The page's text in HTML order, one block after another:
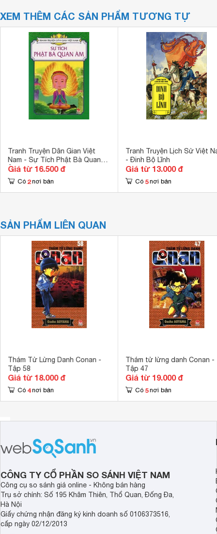
XEM THÊM CÁC SẢN PHẨM TƯƠNG TỰ
Tranh Truyện Dân Gian Việt
Nam - Sự Tích Phật Bà Quan
Âm
Giá từ 16.500 đ
Có 2 nơi bán
Tranh Truyện Lịch Sử Việt
- Đinh Bộ Lĩnh
Giá từ 13.000 đ
Có 5 nơi bán
SẢN PHẨM LIÊN QUAN
Thám Tử Lừng Danh Conan -
Tập 58
Giá từ 18.000 đ
Có 4 nơi bán
Thám tử lừng danh Conan -
Tập 47
Giá từ 19.000 đ
Có 5 nơi bán
CÔNG TY CỔ PHẦN SO SÁNH VIỆT NAM
Công cụ so sánh giá online - Không bán hàng
Trụ sở chính: Số 195 Khâm Thiên, Thổ Quan, Đống Đa,
Hà Nội
Giấy chứng nhận đăng ký kinh doanh số 0106373516,
cấp ngày 02/12/2013